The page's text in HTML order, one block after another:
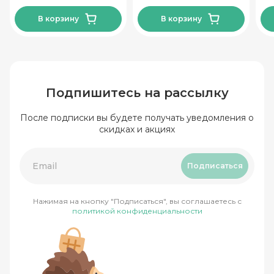
В корзину В корзину
Подпишитесь на рассылку
После подписки вы будете получать уведомления о
скидках и акциях
Подписаться
Нажимая на кнопку "Подписаться", вы соглашаетесь с
политикой конфиденциальности